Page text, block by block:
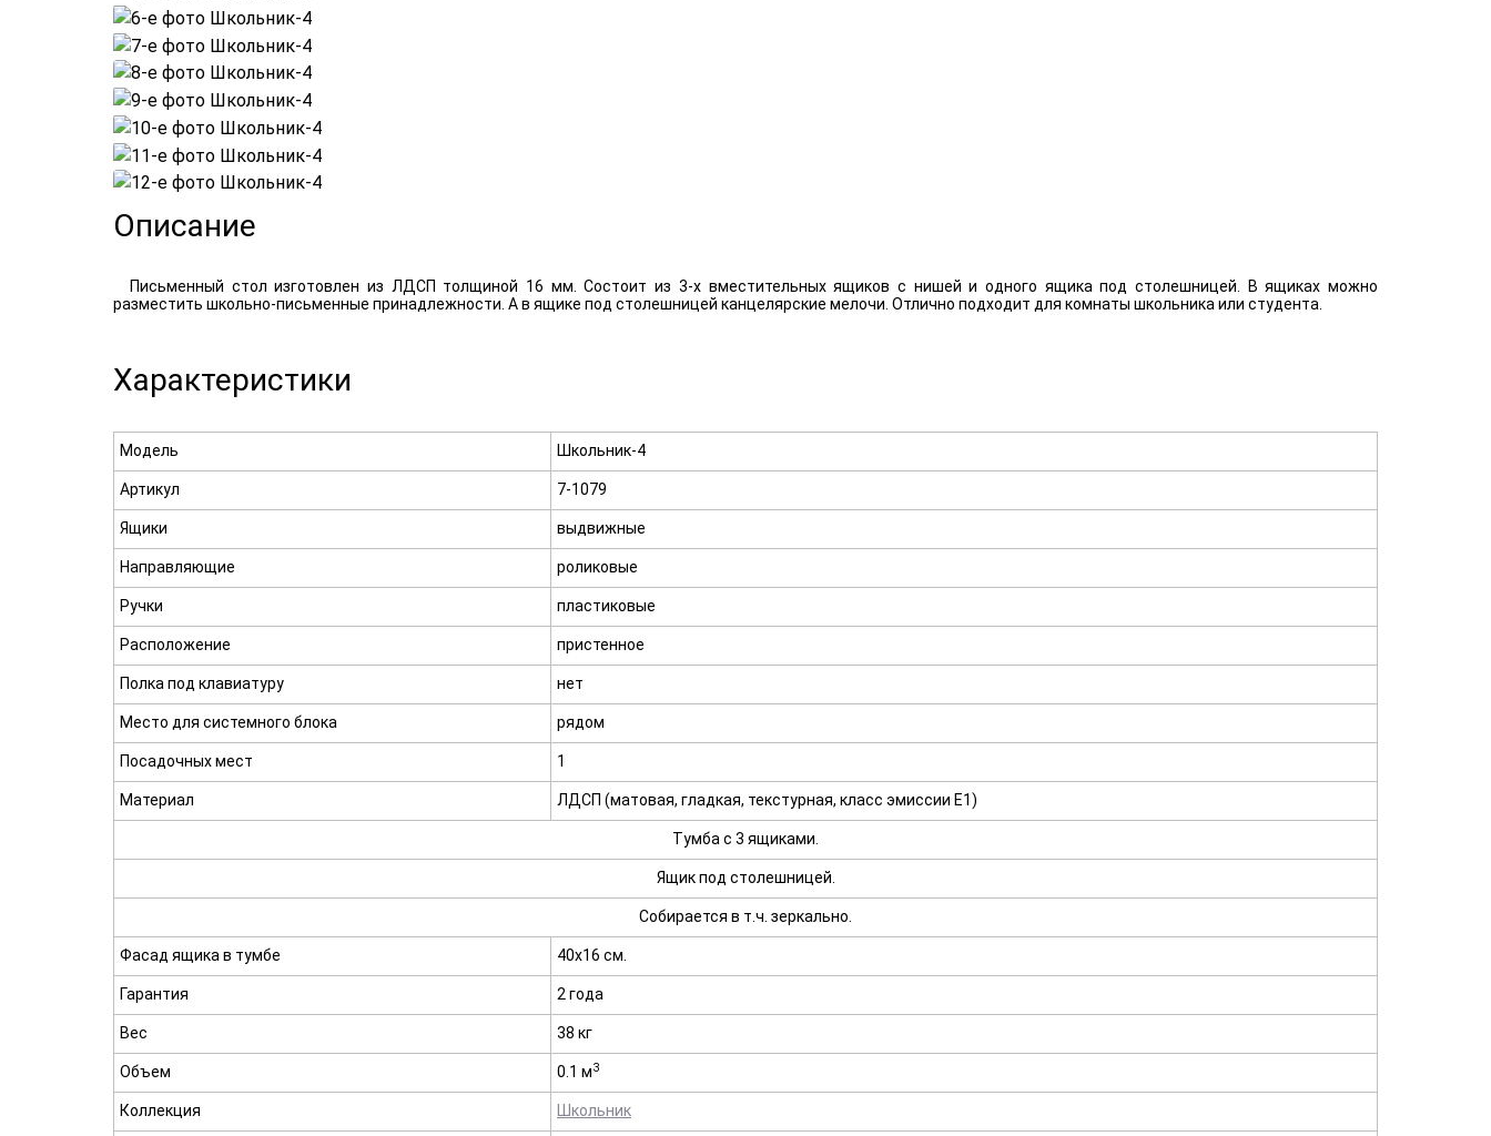
Описание
Письменный стол изготовлен из ЛДСП толщиной 16 мм. Состоит из 3-х вместительных ящиков с нишей и одного ящика под столешницей. В ящиках можно
разместить школьно-письменные принадлежности. А в ящике под столешницей канцелярские мелочи. Отлично подходит для комнаты школьника или студента.
Характеристики
Модель Школьник-4
Артикул 7-1079
Ящики выдвижные
Направляющие роликовые
Ручки пластиковые
Расположение пристенное
Полка под клавиатуру нет
Место для системного блока рядом
Посадочных мест 1
Материал ЛДСП (матовая, гладкая, текстурная, класс эмиссии E1)
Тумба с 3 ящиками.
Ящик под столешницей.
Собирается в т.ч. зеркально.
Фасад ящика в тумбе 40х16 см.
Гарантия 2 года
Вес 38 кг
Объем 0.1 м3
Коллекция Школьник